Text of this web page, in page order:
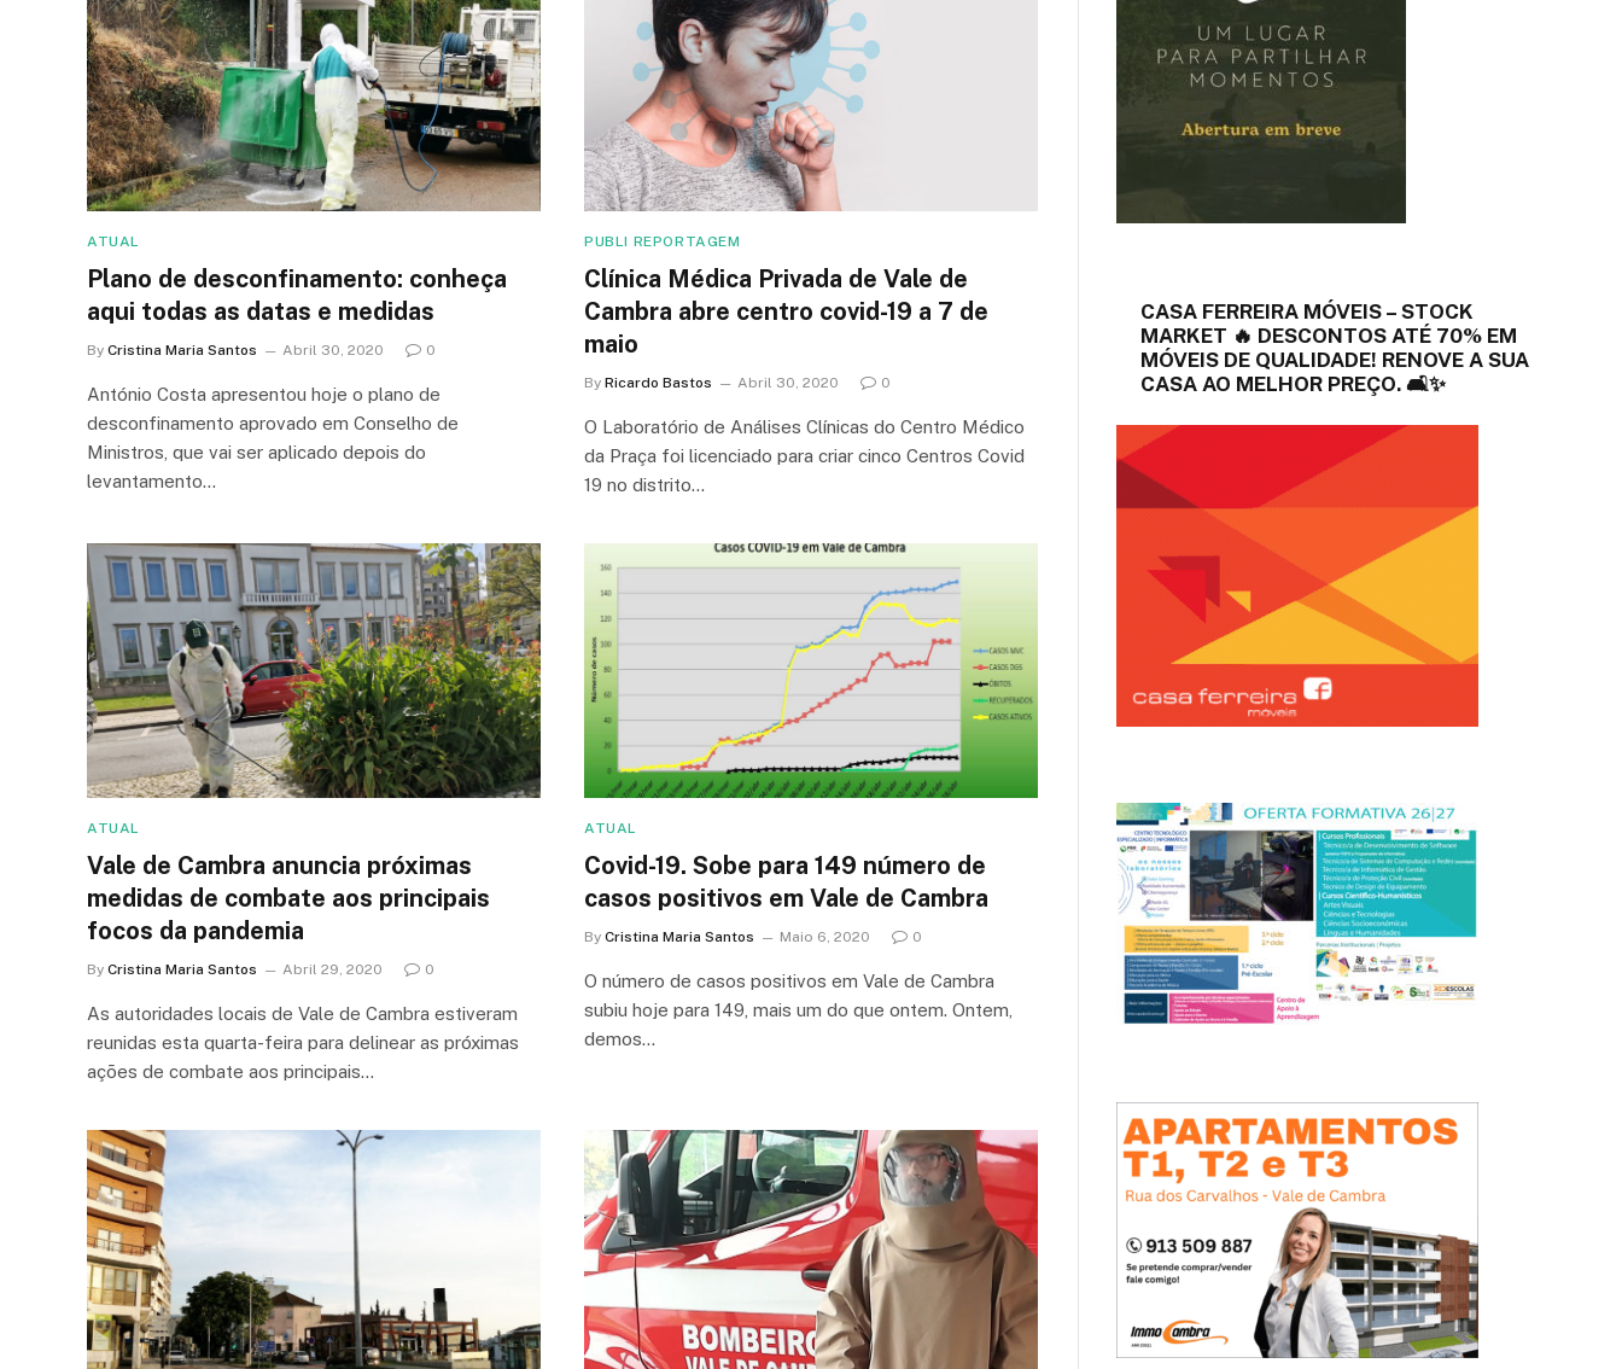
ATUAL
Plano de desconfinamento: conheça
aqui todas as datas e medidas
By Cristina Maria Santos Abril 30, 2020 0
António Costa apresentou hoje o plano de
desconfinamento aprovado em Conselho de
Ministros, que vai ser aplicado depois do
levantamento…
PUBLI REPORTAGEM
Clínica Médica Privada de Vale de
Cambra abre centro covid-19 a 7 de
maio
By Ricardo Bastos Abril 30, 2020 0
O Laboratório de Análises Clínicas do Centro Médico
da Praça foi licenciado para criar cinco Centros Covid
19 no distrito…
ATUAL
Vale de Cambra anuncia próximas
medidas de combate aos principais
focos da pandemia
By Cristina Maria Santos Abril 29, 2020 0
As autoridades locais de Vale de Cambra estiveram
reunidas esta quarta-feira para delinear as próximas
ações de combate aos principais…
ATUAL
Covid-19. Sobe para 149 número de
casos positivos em Vale de Cambra
By Cristina Maria Santos Maio 6, 2020 0
O número de casos positivos em Vale de Cambra
subiu hoje para 149, mais um do que ontem. Ontem,
demos…
CASA FERREIRA MÓVEIS – STOCK
MARKET 🔥 DESCONTOS ATÉ 70% EM
MÓVEIS DE QUALIDADE! RENOVE A SUA
CASA AO MELHOR PREÇO. 🛋️✨